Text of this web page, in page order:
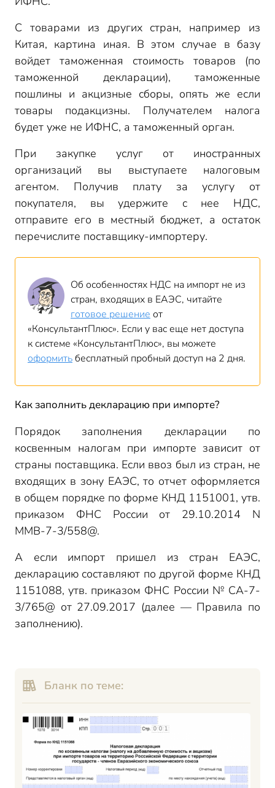
С товарами из других стран, например из
Китая, картина иная. В этом случае в базу
войдет таможенная стоимость товаров (по
таможенной декларации), таможенные
пошлины и акцизные сборы, опять же если
товары подакцизны. Получателем налога
будет уже не ИФНС, а таможенный орган.
При закупке услуг от иностранных
организаций вы выступаете налоговым
агентом. Получив плату за услугу от
покупателя, вы удержите с нее НДС,
отправите его в местный бюджет, а остаток
перечислите поставщику-импортеру.
Об особенностях НДС на импорт не из
стран, входящих в ЕАЭС, читайте
готовое решение от
«КонсультантПлюс». Если у вас еще нет доступа
к системе «КонсультантПлюс», вы можете
оформитьбесплатный пробный доступ на 2 дня.
Как заполнить декларацию при импорте?
Порядок заполнения декларации по
косвенным налогам при импорте зависит от
страны поставщика. Если ввоз был из стран, не
входящих в зону ЕАЭС, то отчет оформляется
в общем порядке по форме КНД 1151001, утв.
приказом ФНС России от 29.10.2014 N
ММВ-7-3/558@.
А если импорт пришел из стран ЕАЭС,
декларацию составляют по другой форме КНД
1151088, утв. приказом ФНС России № СА-7-
3/765@ от 27.09.2017 (далее — Правила по
заполнению).
Бланк по теме: